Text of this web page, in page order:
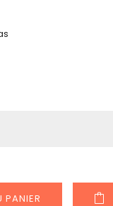
PANIER